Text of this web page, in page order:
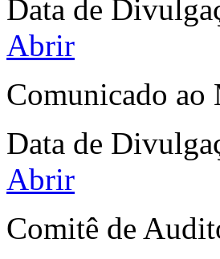
Data de
Abrir
Comunicado ao
Data de
Abrir
Comitê de